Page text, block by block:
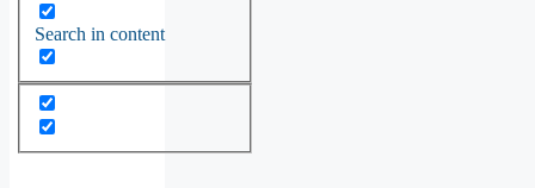
Search in content